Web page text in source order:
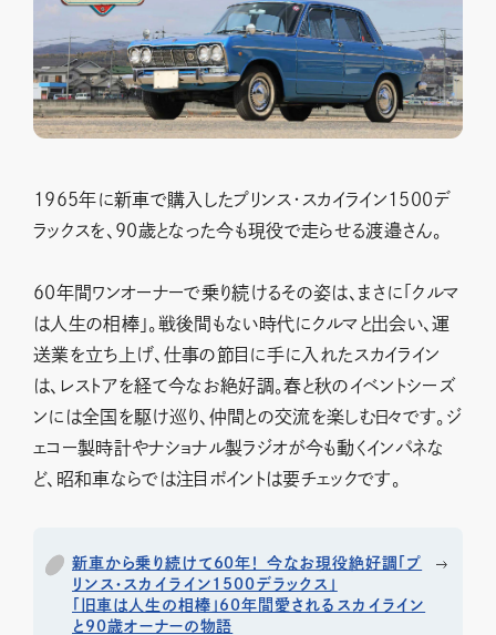
1965年に新車で購入したプリンス・スカイライン1500デ
ラックスを、90歳となった今も現役で走らせる渡邉さん。
60年間ワンオーナーで乗り続けるその姿は、まさに「クルマ
は人生の相棒」。戦後間もない時代にクルマと出会い、運
送業を立ち上げ、仕事の節目に手に入れたスカイライン
は、レストアを経て今なお絶好調。春と秋のイベントシーズ
ンには全国を駆け巡り、仲間との交流を楽しむ日々です。ジ
ェコー製時計やナショナル製ラジオが今も動くインパネな
ど、昭和車ならでは注目ポイントは要チェックです。
新車から乗り続けて60年！ 今なお現役絶好調「プ
リンス・スカイライン1500デラックス」
「旧車は人生の相棒」60年間愛されるスカイライン
と90歳オーナーの物語